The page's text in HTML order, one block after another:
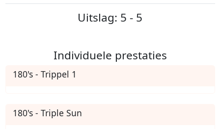
Uitslag: 5 - 5
Individuele prestaties
180's - Trippel 1
180's - Triple Sun